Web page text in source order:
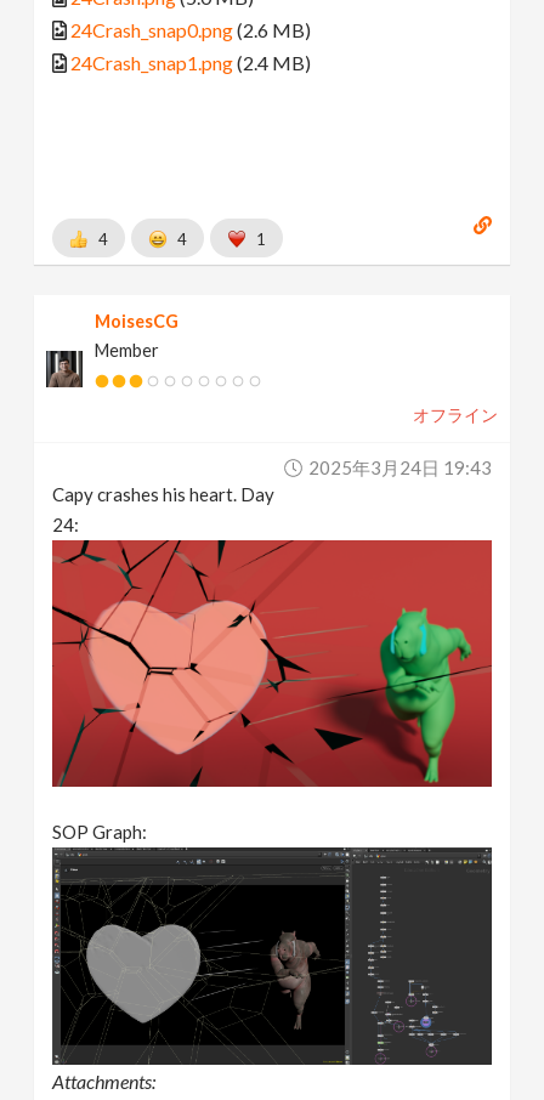
24Crash_snap0.png(2.6 MB)
24Crash_snap1.png(2.4 MB)
4 4 1
MoisesCG
Member
オフライン
2025年3月24日 19:43
Capy crashes his heart. Day
24:
SOP Graph:
Attachments: